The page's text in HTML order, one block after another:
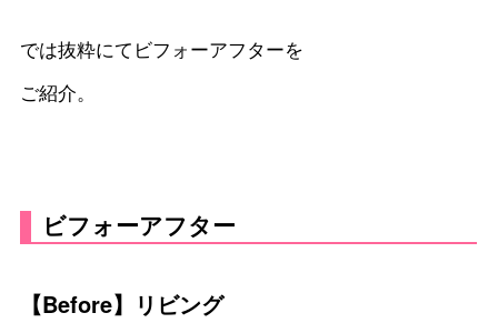
では抜粋にてビフォーアフターを
ご紹介。
【Before】リビング